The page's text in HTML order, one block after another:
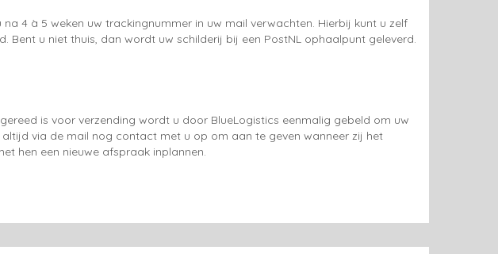
4 à 5 weken uw trackingnummer in uw mail verwachten. Hierbij kunt u zelf
Bent u niet thuis, dan wordt uw schilderij bij een PostNL ophaalpunt geleverd.
is voor verzending wordt u door BlueLogistics eenmalig gebeld om uw
via de mail nog contact met u op om aan te geven wanneer zij het
hen een nieuwe afspraak inplannen.